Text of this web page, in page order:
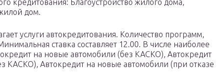
кредитования: Благоустройство жилого дома,
дом.
услуги автокредитования. Количество программ,
ставка составляет 12.00. В числе наиболее
на новые автомобили (без КАСКО), Автокредит
КАСКО), Автокредит на новые автомобили (при отказе